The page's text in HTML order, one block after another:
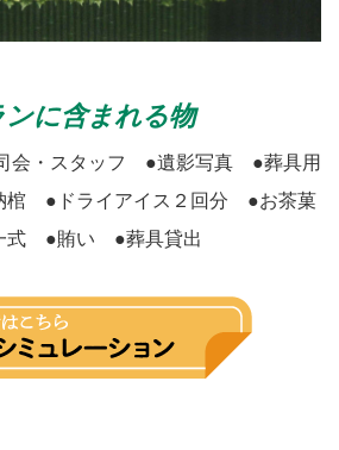
ンに含まれる物
・スタッフ ●遺影写真 ●葬具用
棺 ●ドライアイス２回分 ●お茶菓
式 ●賄い ●葬具貸出